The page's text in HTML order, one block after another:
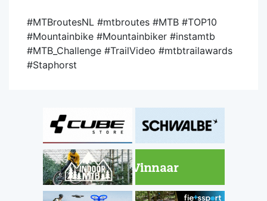
#MTBroutesNL #mtbroutes #MTB #TOP10
#Mountainbike #Mountainbiker #instamtb
#MTB_Challenge #TrailVideo #mtbtrailawards
#Staphorst